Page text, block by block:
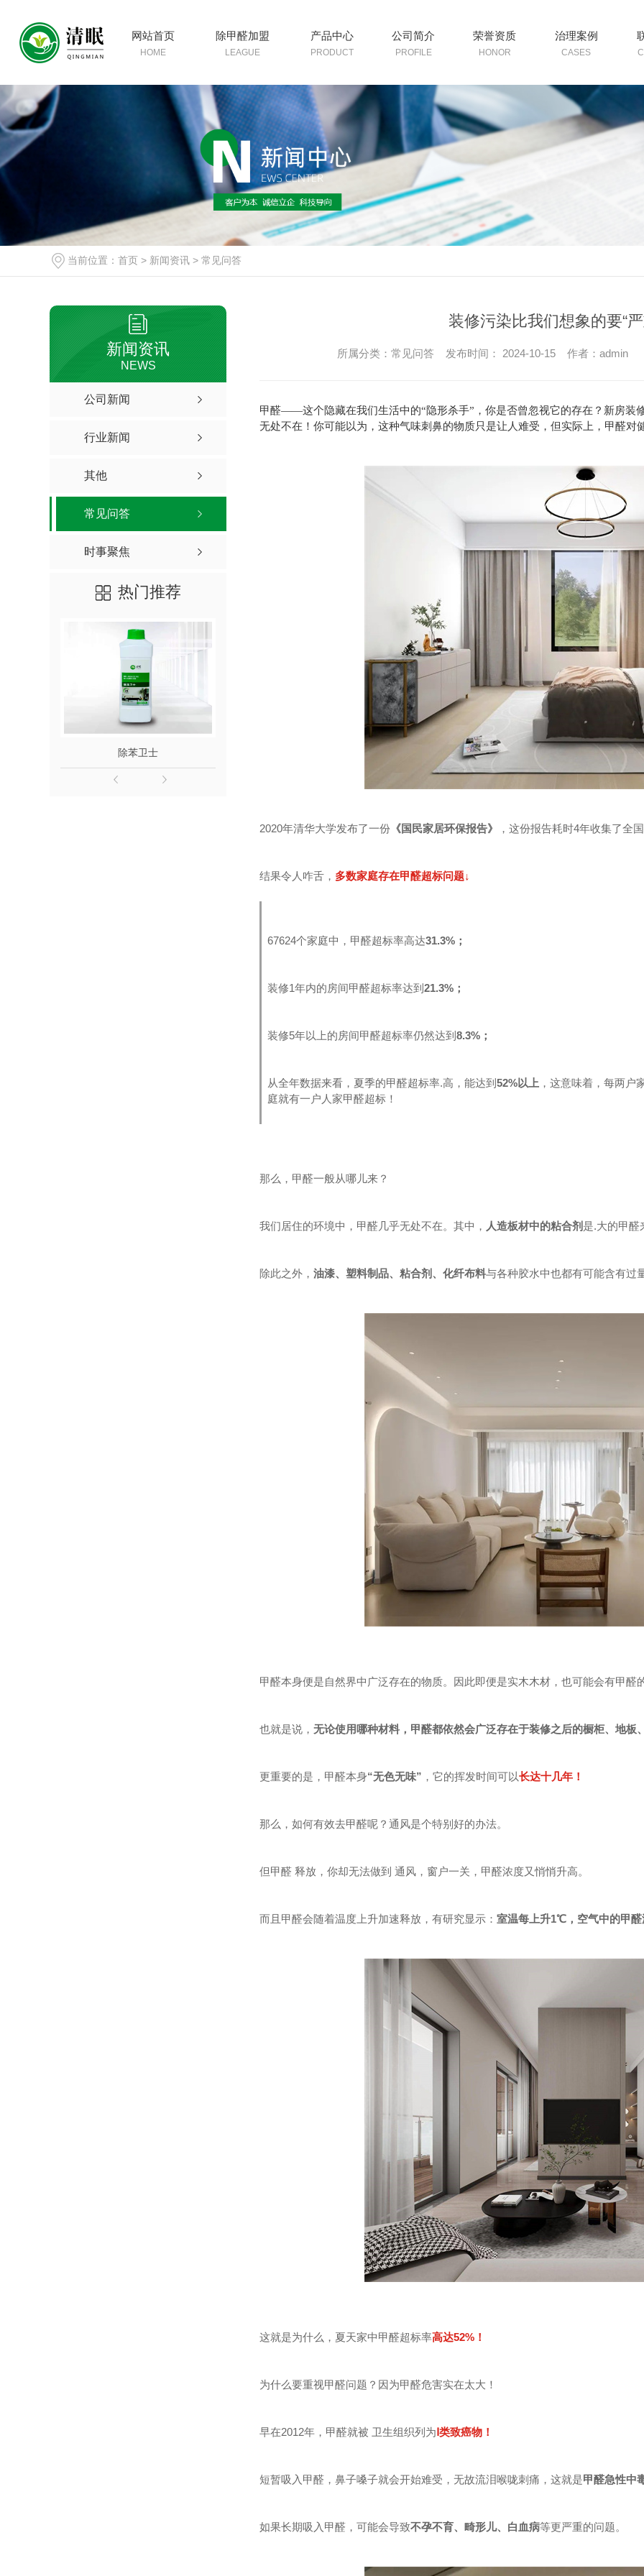
网站首页
HOME
除甲醛加盟
LEAGUE
产品中心
PRODUCT
公司简介
PROFILE
荣誉资质
HONOR
治理案例
CASES
当前位置： 首页 > 新闻资讯 > 常见问答
新闻资讯
NEWS
公司新闻
行业新闻
其他
常见问答
时事聚焦
热门推荐
除苯卫士 高温熏蒸液
装修污染比我们想象的要“严
所属分类：常见问答 发布时间： 2024-10-15 作者：admin
甲醛——这个隐藏在我们生活中的“隐形杀手”，你是否曾忽视它的存在？新房装
无处不在！你可能以为，这种气味刺鼻的物质只是让人难受，但实际上，甲醛对
2020年清华大学发布了一份 《国民家居环保报告》 ，这份报告耗时4年收集了全
结果令人咋舌， 多数家庭存在甲醛超标问题↓
67624个家庭中，甲醛超标率高达31.3%；
装修1年内的房间甲醛超标率达到21.3%；
装修5年以上的房间甲醛超标率仍然达到8.3%；
从全年数据来看，夏季的甲醛超标率.高，能达到52%以上 ，这意味着，每两户
庭就有一户人家甲醛超标！
那么，甲醛一般从哪儿来？
我们居住的环境中，甲醛几乎无处不在。其中， 人造板材中的粘合剂 是.大的甲醛
除此之外，油漆、塑料制品、粘合剂、化纤布料与各种胶水中也都有可能含有过
甲醛本身便是自然界中广泛存在的物质。因此即便是实木木材，也可能会有甲醛
也就是说，无论使用哪种材料，甲醛都依然会广泛存在于装修之后的橱柜、地板
更重要的是，甲醛本身“无色无味” ，它的挥发时间可以长达十几年！
那么，如何有效去甲醛呢？通风是个特别好的办法。
但甲醛 释放，你却无法做到 通风，窗户一关，甲醛浓度又悄悄升高。
而且甲醛会随着温度上升加速释放，有研究显示：室温每上升1℃，空气中的甲醛
这就是为什么，夏天家中甲醛超标率高达52%！
为什么要重视甲醛问题？因为甲醛危害实在太大！
早在2012年，甲醛就被 卫生组织列为Ⅰ类致癌物！
短暂吸入甲醛，鼻子嗓子就会开始难受，无故流泪喉咙刺痛，这就是甲醛急性中
如果长期吸入甲醛，可能会导致不孕不育、畸形儿、白血病等更严重的问题。